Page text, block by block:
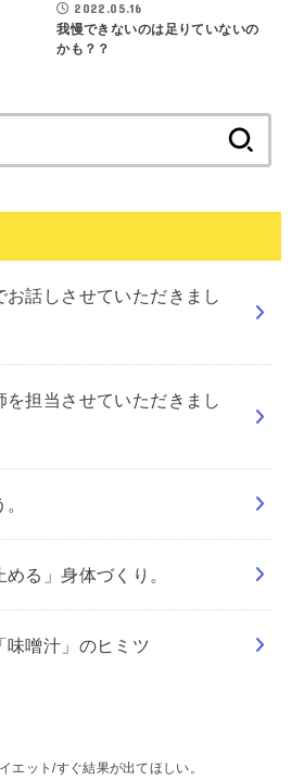
2022.05.16
我慢できないのは足りていないの
かも？？
索:
お話しさせていただきまし
担当させていただきまし
る」身体づくり。
味噌汁」のヒミツ
エット すぐ結果が出てほしい。